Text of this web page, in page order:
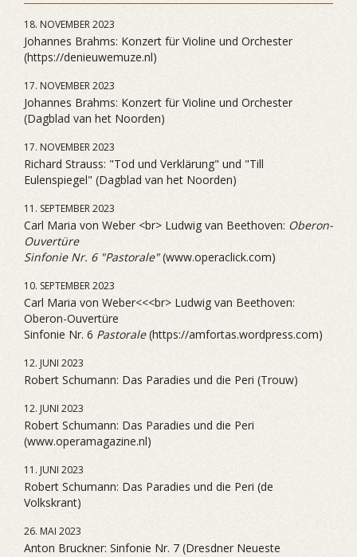
18. NOVEMBER 2023
Johannes Brahms: Konzert für Violine und Orchester
(https://denieuwemuze.nl)
17. NOVEMBER 2023
Johannes Brahms: Konzert für Violine und Orchester
(Dagblad van het Noorden)
17. NOVEMBER 2023
Richard Strauss: "Tod und Verklärung" und "Till
Eulenspiegel" (Dagblad van het Noorden)
11. SEPTEMBER 2023
Carl Maria von Weber <br> Ludwig van Beethoven: Oberon-
Ouvertüre
Sinfonie Nr. 6 "Pastorale"(www.operaclick.com)
10. SEPTEMBER 2023
Carl Maria von Weber<<<br> Ludwig van Beethoven:
Oberon-Ouvertüre
Sinfonie Nr. 6 Pastorale(https://amfortas.wordpress.com)
12. JUNI 2023
Robert Schumann: Das Paradies und die Peri (Trouw)
12. JUNI 2023
Robert Schumann: Das Paradies und die Peri
(www.operamagazine.nl)
11. JUNI 2023
Robert Schumann: Das Paradies und die Peri (de
Volkskrant)
26. MAI 2023
Anton Bruckner: Sinfonie Nr. 7 (Dresdner Neueste